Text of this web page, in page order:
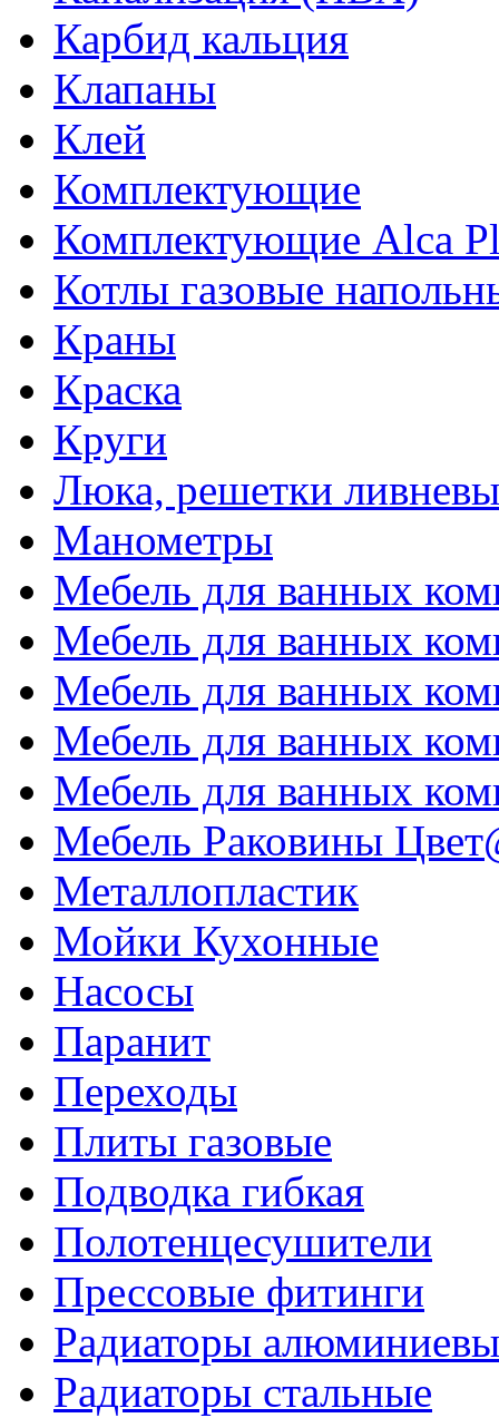
Карбид кальция
Клапаны
Клей
Комплектующие
Комплектующие Alca
Котлы газовые
Краны
Краска
Круги
Люка, решетки
Манометры
Мебель для ванных
Мебель для ванных
Мебель для ванных
Мебель для ванных
Мебель для ванных
Мебель Раковины
Металлопластик
Мойки Кухонные
Насосы
Паранит
Переходы
Плиты газовые
Подводка гибкая
Полотенцесушители
Прессовые фитинги
Радиаторы
Радиаторы стальные